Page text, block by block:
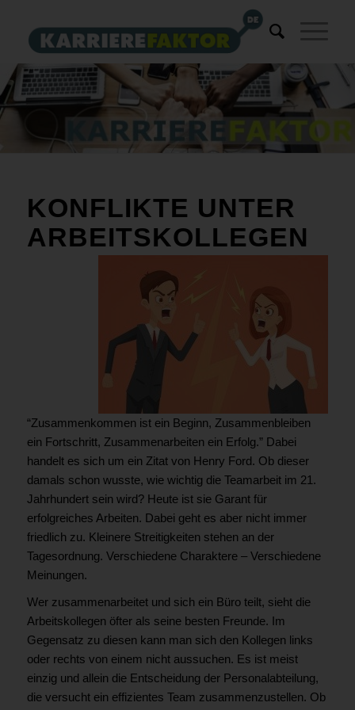
KONFLIKTE UNTER
ARBEITSKOLLEGEN
“Zusammenkommen ist ein Beginn, Zusammenbleiben
ein Fortschritt, Zusammenarbeiten ein Erfolg.” Dabei
handelt es sich um ein Zitat von Henry Ford. Ob dieser
damals schon wusste, wie wichtig die Teamarbeit im 21.
Jahrhundert sein wird? Heute ist sie Garant für
erfolgreiches Arbeiten. Dabei geht es aber nicht immer
friedlich zu. Kleinere Streitigkeiten stehen an der
Tagesordnung. Verschiedene Charaktere – Verschiedene
Meinungen.
Wer zusammenarbeitet und sich ein Büro teilt, sieht die
Arbeitskollegen öfter als seine besten Freunde. Im
Gegensatz zu diesen kann man sich den Kollegen links
oder rechts von einem nicht aussuchen. Es ist meist
einzig und allein die Entscheidung der Personalabteilung,
die versucht ein effizientes Team zusammenzustellen. Ob